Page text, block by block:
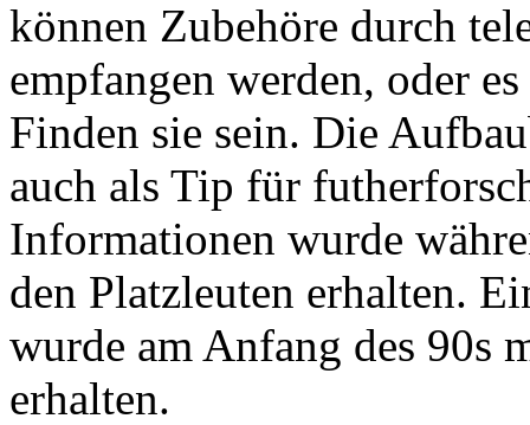
können Zubehöre durch
empfangen werden, oder
Finden sie sein. Die
auch als Tip für
Informationen wurde
den Platzleuten erhalten.
wurde am Anfang des 90s
erhalten.